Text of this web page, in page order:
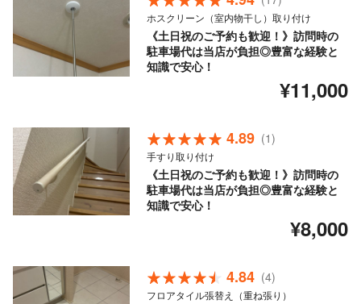
ホスクリーン（室内物干し）取り付け
《土日祝のご予約も歓迎！》訪問時の
駐車場代は当店が負担◎豊富な経験と
知識で安心！
¥11,000
4.89 (1)
手すり取り付け
《土日祝のご予約も歓迎！》訪問時の
駐車場代は当店が負担◎豊富な経験と
知識で安心！
¥8,000
4.84 (4)
フロアタイル張替え（重ね張り）